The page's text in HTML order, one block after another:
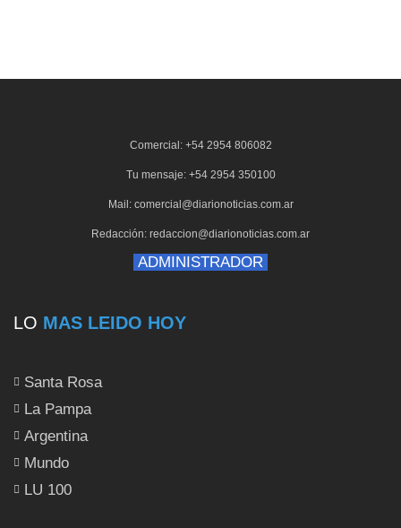
Comercial: +54 2954 806082
Tu mensaje: +54 2954 350100
Mail: comercial@diarionoticias.com.ar
Redacción: redaccion@diarionoticias.com.ar
ADMINISTRADOR
LO MAS LEIDO HOY
Santa Rosa
La Pampa
Argentina
Mundo
LU 100